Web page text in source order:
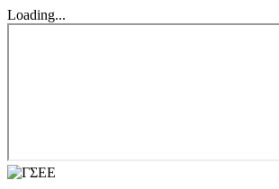
Loading...